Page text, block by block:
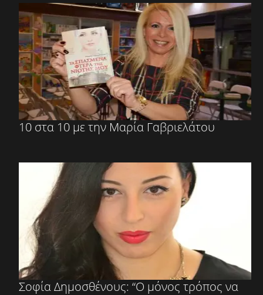
10 στα 10 με την Μαρία Γαβριελάτου
Σοφία Δημοσθένους: “Ο μόνος τρόπος να